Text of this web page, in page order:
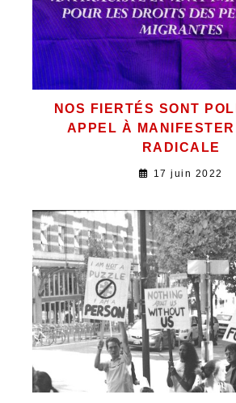
NOS FIERTÉS SONT
APPEL À
RADICALE
17 juin 2022